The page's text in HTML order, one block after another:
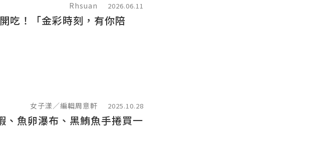
Rhsuan 2026.06.11
吃！「金彩時刻，有你陪
女子漾／編輯周意軒 2025.10.28
、魚卵瀑布、黑鮪魚手捲買一